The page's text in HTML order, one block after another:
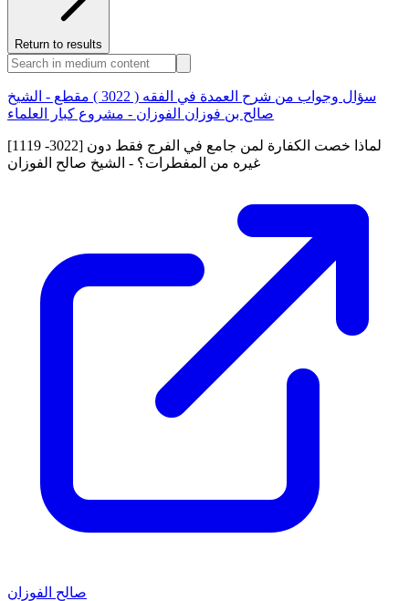
Return to results
سؤال وجواب من شرح العمدة في الفقه ( 3022 ) مقطع - الشيخ
صالح بن فوزان الفوزان - مشروع كبار العلماء
[1119 -3022] لماذا خصت الكفارة لمن جامع في الفرج فقط دون
غيره من المفطرات؟ - الشيخ صالح الفوزان
صالح الفوزان